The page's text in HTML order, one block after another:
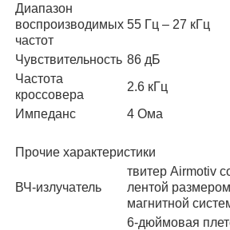
Диапазон
воспроизводимых
частот
55 Гц – 27 кГц
Чувствительность 86 дБ
Частота
кроссовера
2.6 кГц
Импеданс
4 Ома
Прочие характеристики
ВЧ-излучатель
твитер Airmotiv
лентой
магнитной
6-дюймовая